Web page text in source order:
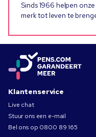
Sinds 1966 helpen
merk tot leven te
Klantenservice
Live chat
Stuur ons een e-mail
Bel ons op 0800 89 165